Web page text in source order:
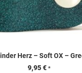
Herz – Soft OX –
9,95€ *